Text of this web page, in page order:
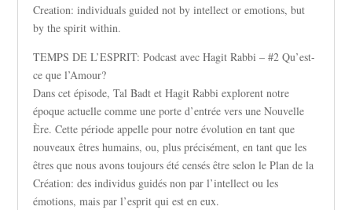
Creation: individuals guided not by intellect or emotions, but
by the spirit within.
TEMPS DE L’ESPRIT: Podcast avec Hagit Rabbi – #2 Qu’est-
ce que l’Amour?
Dans cet épisode, Tal Badt et Hagit Rabbi explorent notre
époque actuelle comme une porte d’entrée vers une Nouvelle
Ère. Cette période appelle pour notre évolution en tant que
nouveaux êtres humains, ou, plus précisément, en tant que les
êtres que nous avons toujours été censés être selon le Plan de la
Création: des individus guidés non par l’intellect ou les
émotions, mais par l’esprit qui est en eux.